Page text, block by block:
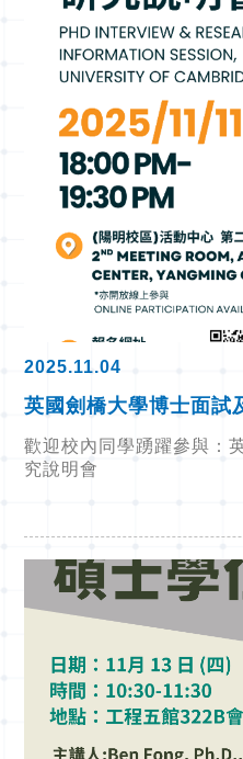
2025.11.04
英國劍橋大學博士面試
歡迎校內同學踴躍參與：
究說明會